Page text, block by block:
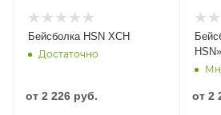
Бейсболка HSN ХСН
Достаточно
от 2 226 руб. от 2